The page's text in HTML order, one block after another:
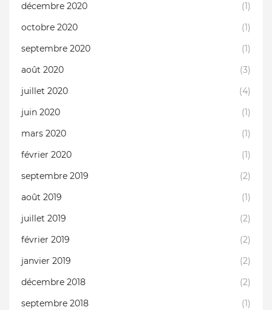
décembre 2020
(1)
octobre 2020
(1)
septembre 2020
(1)
août 2020
(3)
juillet 2020
(4)
juin 2020
(1)
mars 2020
(1)
février 2020
(1)
septembre 2019
(2)
août 2019
(1)
juillet 2019
(2)
février 2019
(2)
janvier 2019
(2)
décembre 2018
(2)
septembre 2018
(1)